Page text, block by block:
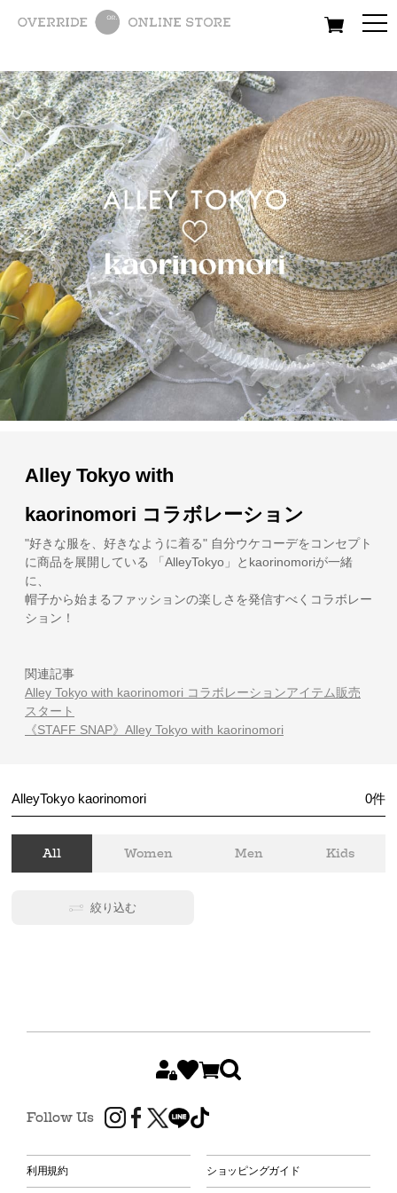
All Women Men
Alley Tokyo with
kaorinomori コラボレーション
"好きな服を、好きなように着る" 自分ウケコーデをコンセプト
に商品を展開している 「AlleyTokyo」とkaorinomoriが一緒
に、
帽子から始まるファッションの楽しさを発信すべくコラボレー
ション！
関連記事
Alley Tokyo with kaorinomori コラボレーションアイテム販売
スタート
《STAFF SNAP》Alley Tokyo with kaorinomori
AlleyTokyo kaorinomori 0件
All Women Men Kids
絞り込む
Follow Us
利用規約 ショッピングガイド